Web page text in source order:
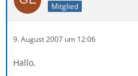
Mitglied
9. August 2007 um 12:06
Hallo,